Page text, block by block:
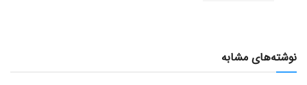
نوشته‌های مشابه